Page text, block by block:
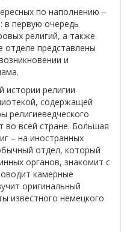
по наполнению –
в первую очередь
религий, а также
отделе представлены
и
истории религии
содержащей
религиеведческого
во всей стране. Большая
– на иностранных
отдел, который
органов, знакомит с
камерные
оригинальный
известного немецкого